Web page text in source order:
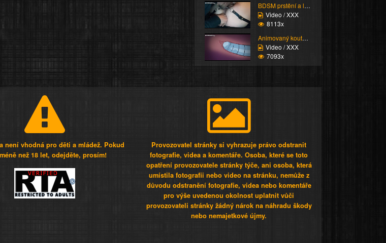
BDSM prstění a lízání ...
Video / XXX
8113x
Animovaný koutek vol.1...
Video / XXX
7093x
není vhodná pro děti a mládež. Pokud
než 18 let, odejděte, prosím!
Provozovatel stránky si vyhrazuje právo odstranit
fotografie, videa a komentáře. Osoba, které se toto
opatření provozovatele stránky týče, ani osoba, která
umístila fotografii nebo video na stránku, nemůže z
důvodu odstranění fotografie, videa nebo komentáře
pro výše uvedenou okolnost uplatnit vůči
provozovateli stránky žádný nárok na náhradu škody
nebo nemajetkové újmy.